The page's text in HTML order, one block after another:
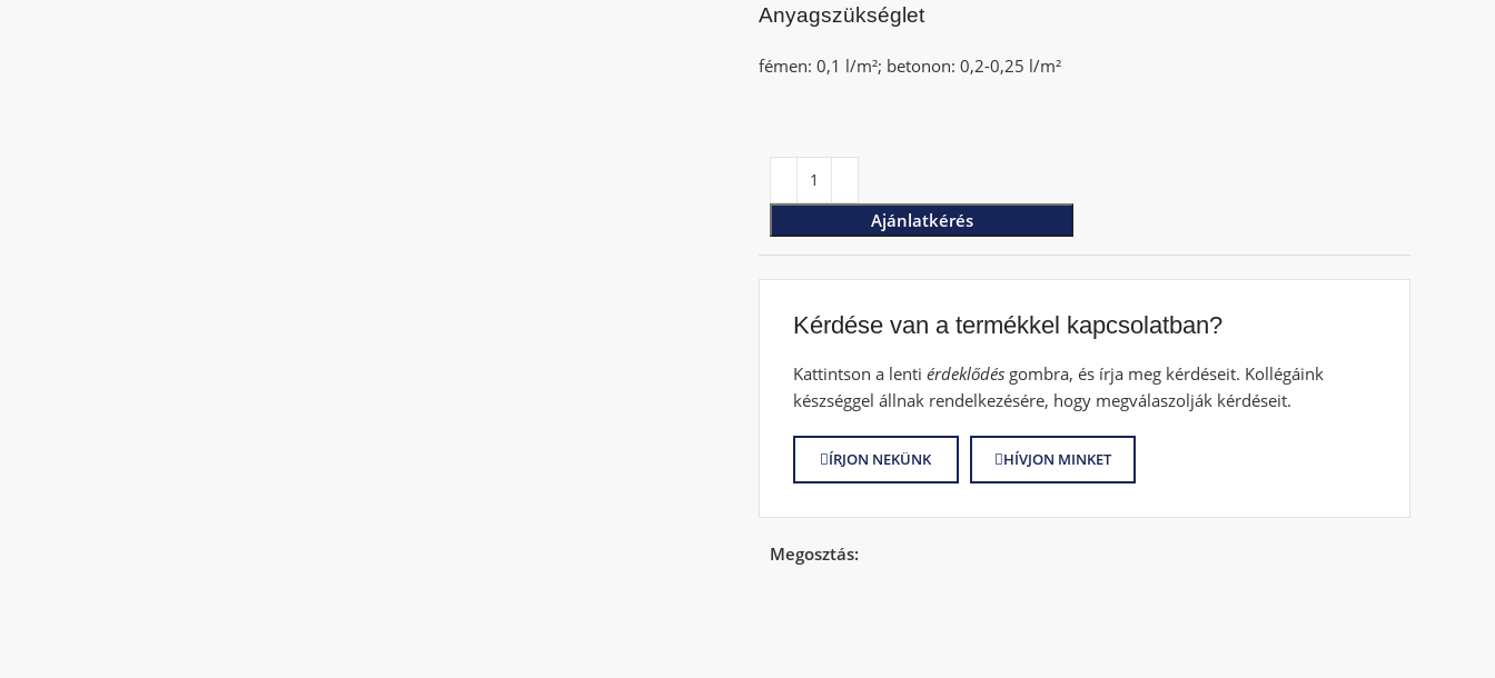
Anyagszükséglet
fémen: 0,1 l/m²; betonon: 0,2-0,25 l/m²
Ajánlatkérés
Kérdése van a termékkel kapcsolatban?
Kattintson a lenti érdeklődés gombra, és írja meg kérdéseit. Kollégáink
készséggel állnak rendelkezésére, hogy megválaszolják kérdéseit.
ÍRJON NEKÜNK HÍVJON MINKET
Megosztás: